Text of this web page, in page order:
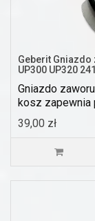
Geberit Gniazdo
UP300 UP320
Gniazdo
kosz zapewnia
39,00 zł